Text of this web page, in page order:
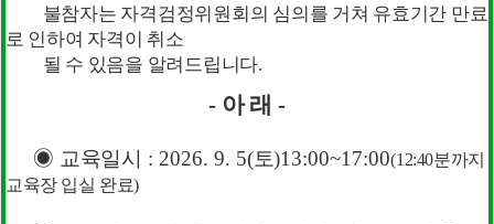
불참자는 자격검정위원회의 심의를 거쳐 유효기간 만료
로 인하여 자격이 취소
될 수 있음을 알려드립니다.
- 아 래 -
◉ 교육일시 : 2026. 9. 5(토)13:00~17:00(12:40분까지
교육장 입실 완료)
공지사항
제48회 국가공인분재관리사 검정시…
2025년 한국산림복지진흥원 녹색…